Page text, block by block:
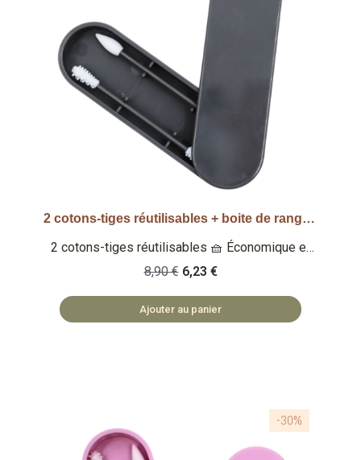
Aperçu rapide 2 cotons-tiges réutilisables + boite de rangement - Gris
2 cotons-tiges réutilisables 🧺 Économique et
éco-responsable Qu'est-ce que c'est ? Un set
de 2 cotons-tiges lavables et réutilisables 🏡
ACCESSOIRES FABRIQUÉS EN PRC ♻️ ZÉRO
DÉCHET
8,90 € 6,23 €
Ajouter au panier
-30%